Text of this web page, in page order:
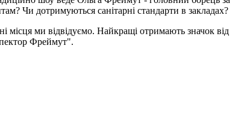
Чи дотримуються санітарні стандарти в закладах?
місця ми відвідуємо. Найкращі отримають значок від
Фреймут".